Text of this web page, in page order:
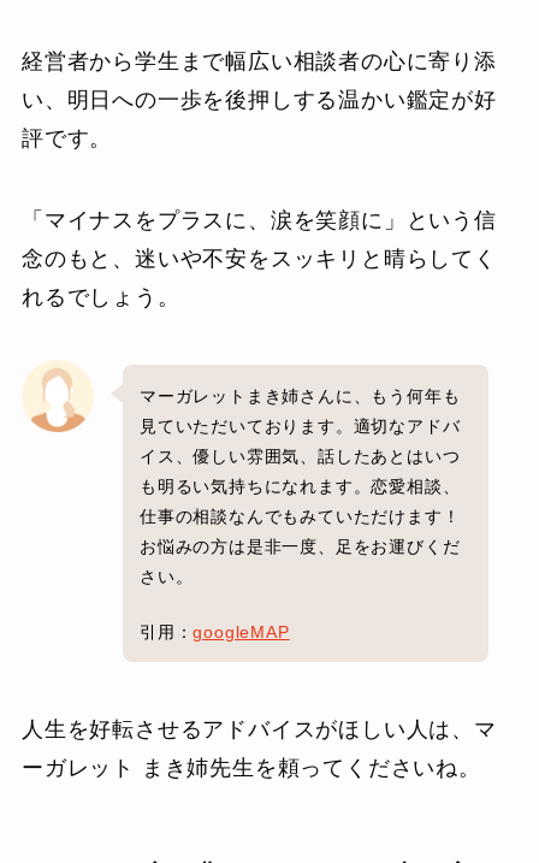
経営者から学生まで幅広い相談者の心に寄り添
い、明日への一歩を後押しする温かい鑑定が好
評です。
「マイナスをプラスに、涙を笑顔に」という信
念のもと、迷いや不安をスッキリと晴らしてく
れるでしょう。
マーガレットまき姉さんに、もう何年も
見ていただいております。適切なアドバ
イス、優しい雰囲気、話したあとはいつ
も明るい気持ちになれます。恋愛相談、
仕事の相談なんでもみていただけます！
お悩みの方は是非一度、足をお運びくだ
さい。
引用：googleMAP
人生を好転させるアドバイスがほしい人は、マ
ーガレット まき姉先生を頼ってくださいね。